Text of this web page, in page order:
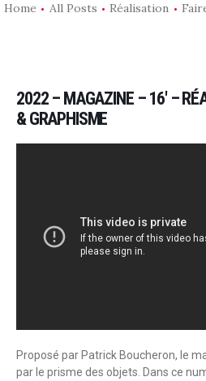
Home All Posts Réalisation
2022 – MAGAZINE – 16′ –
& GRAPHISME
Proposé par Patrick Boucheron, le
par le prisme des objets. Dans ce